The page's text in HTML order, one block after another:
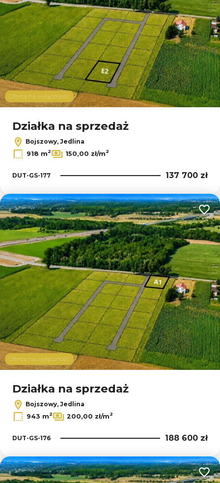
Oferta na wyłączność
Działka na sprzedaż
Bojszowy, Jedlina
918 m2 150,00 zł/m2
DUT-GS-177 137 700 zł
Oferta na wyłączność
Działka na sprzedaż
Bojszowy, Jedlina
943 m2 200,00 zł/m2
DUT-GS-176 188 600 zł